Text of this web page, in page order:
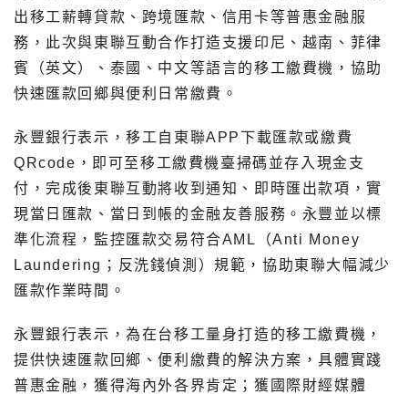
出移工薪轉貸款、跨境匯款、信用卡等普惠金融服
務，此次與東聯互動合作打造支援印尼、越南、菲律
賓（英文）、泰國、中文等語言的移工繳費機，協助
快速匯款回鄉與便利日常繳費。
永豐銀行表示，移工自東聯APP下載匯款或繳費
QRcode，即可至移工繳費機臺掃碼並存入現金支
付，完成後東聯互動將收到通知、即時匯出款項，實
現當日匯款、當日到帳的金融友善服務。永豐並以標
準化流程，監控匯款交易符合AML（Anti Money
Laundering；反洗錢偵測）規範，協助東聯大幅減少
匯款作業時間。
永豐銀行表示，為在台移工量身打造的移工繳費機，
提供快速匯款回鄉、便利繳費的解決方案，具體實踐
普惠金融，獲得海內外各界肯定；獲國際財經媒體